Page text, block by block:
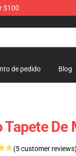
$100
de pedido Blog
Tapete De
(5 customer reviews)